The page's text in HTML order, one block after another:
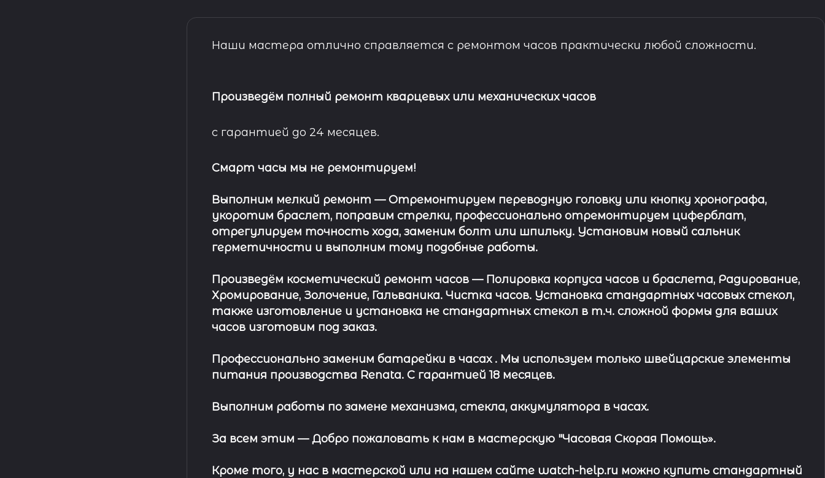
Наши мастера отлично справляется с ремонтом часов практически любой сложности.
Произведём полный ремонт кварцевых или механических часов
с гарантией до 24 месяцев.
Смарт часы мы не ремонтируем!
Выполним мелкий ремонт — Отремонтируем переводную головку или кнопку хронографа,
укоротим браслет, поправим стрелки, профессионально отремонтируем циферблат,
отрегулируем точность хода, заменим болт или шпильку. Установим новый сальник
герметичности и выполним тому подобные работы.
Произведём косметический ремонт часов— Полировка корпуса часов и браслета, Радирование,
Хромирование, Золочение, Гальваника. Чистка часов. Установка стандартных часовых стекол,
также изготовление и установка не стандартных стекол в т.ч. сложной формы для ваших
часов изготовим под заказ.
Профессионально заменим батарейки в часах . Мы используем только швейцарские элементы
питания производства Renata. С гарантией 18 месяцев.
Выполним работы по замене механизма, стекла, аккумулятора в часах.
За всем этим —Добро пожаловать к нам в мастерскую "Часовая Скорая Помощь».
Кроме того, у нас в мастерской или на нашем сайте watch-help.ru можно купить стандартный